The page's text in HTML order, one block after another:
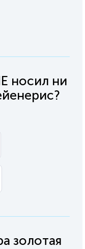
носил ни
золотая